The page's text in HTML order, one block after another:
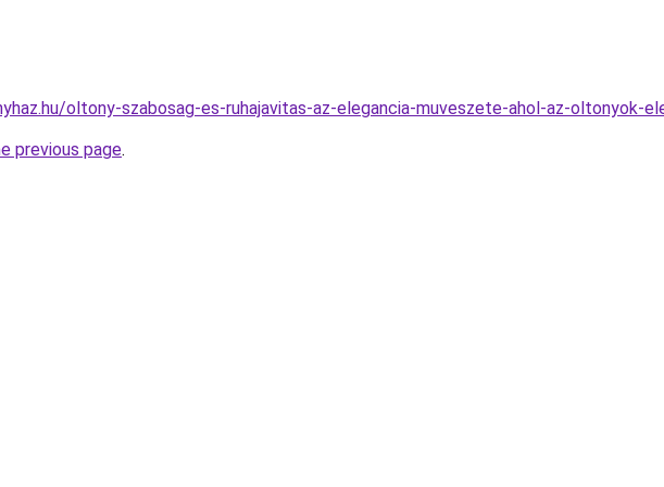
oltony-szabosag-es-ruhajavitas-az-elegancia-muveszete-ahol-az-oltonyok-
previous page.